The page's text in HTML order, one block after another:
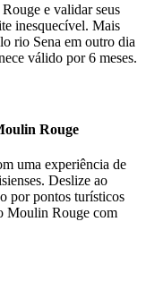
e validar seus
inesquecível. Mais
rio Sena em outro dia
válido por 6 meses.
Rouge
uma experiência de
Deslize ao
por pontos turísticos
Moulin Rouge com